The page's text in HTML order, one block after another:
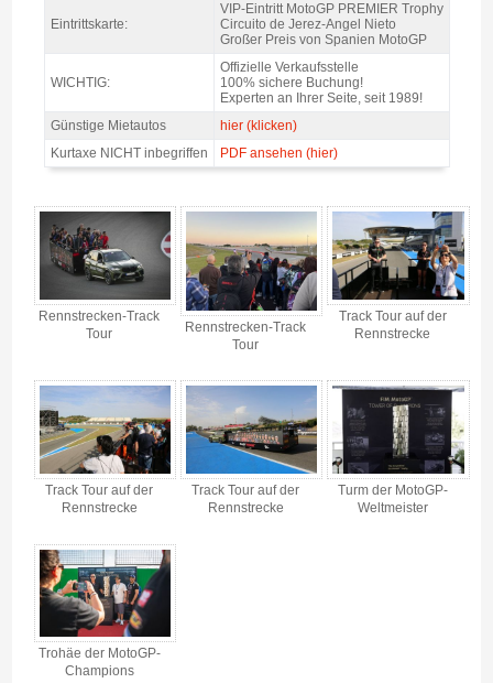
Eintrittskarte:
VIP-Eintritt MotoGP PREMIER Trophy
Circuito de Jerez-Angel Nieto
Großer Preis von Spanien MotoGP
WICHTIG:
Offizielle Verkaufsstelle
100% sichere Buchung!
Experten an Ihrer Seite, seit 1989!
Günstige Mietautos
hier (klicken)
Kurtaxe NICHT inbegriffen
PDF ansehen (hier)
Rennstrecken-Track
Tour
Rennstrecken-Track
Tour
Track Tour auf der
Rennstrecke
Track Tour auf der
Rennstrecke
Track Tour auf der
Rennstrecke
Turm der MotoGP-
Weltmeister
Trohäe der MotoGP-
Champions